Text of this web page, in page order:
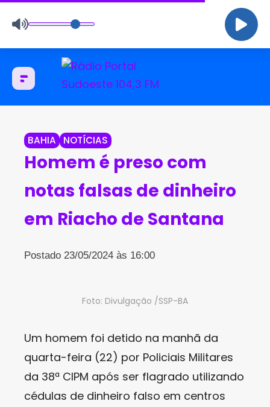
BAHIA NOTÍCIAS
Homem é preso com
notas falsas de dinheiro
em Riacho de Santana
Postado 23/05/2024 às 16:00
Foto: Divulgação /SSP-BA
Um homem foi detido na manhã da
quarta-feira (22) por Policiais Militares
da 38ª CIPM após ser flagrado utilizando
cédulas de dinheiro falso em centros